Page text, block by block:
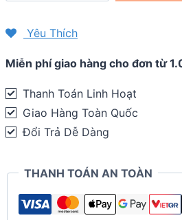
thao
Headband
On/Off
quantity
Yêu Thích
Miễn phí giao hàng cho đơn từ
Thanh Toán Linh Hoạt
Giao Hàng Toàn Quốc
Đổi Trả Dễ Dàng
THANH TOÁN AN TOÀN